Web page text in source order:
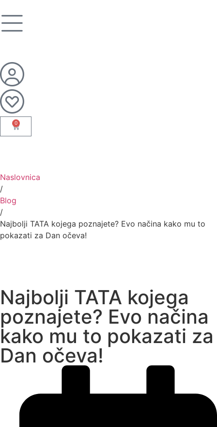
0
Naslovnica
/
Blog
/
Najbolji TATA kojega poznajete? Evo načina kako mu to
pokazati za Dan očeva!
Najbolji TATA kojega
poznajete? Evo načina
kako mu to pokazati za
Dan očeva!